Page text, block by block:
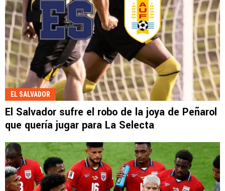
EL SALVADOR
El Salvador sufre el robo de la joya de Peñarol
que quería jugar para La Selecta